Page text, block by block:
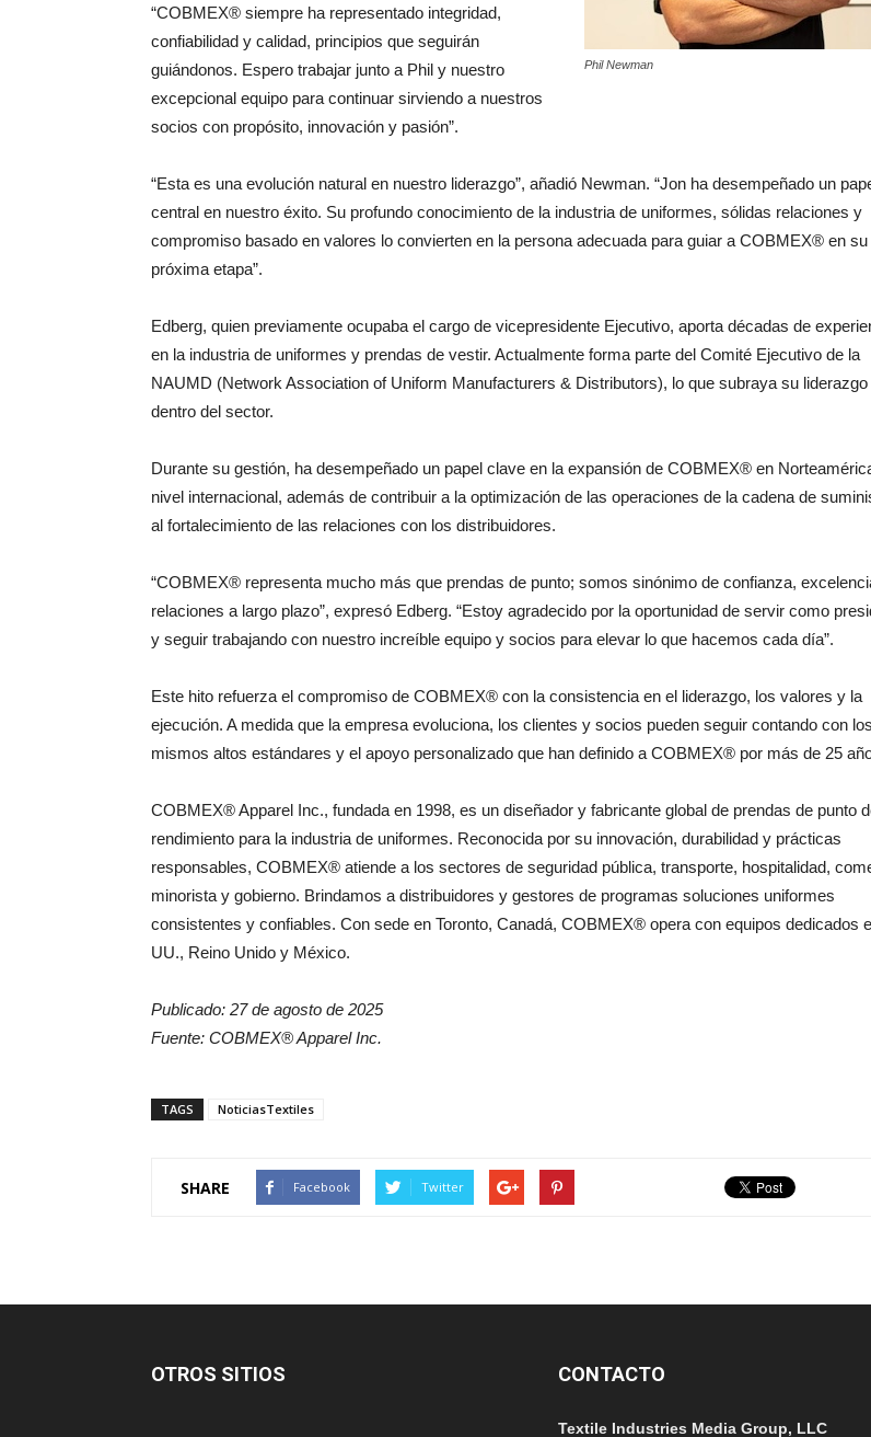
Phil Newman
“COBMEX® siempre ha representado integridad,
confiabilidad y calidad, principios que seguirán
guiándonos. Espero trabajar junto a Phil y nuestro
excepcional equipo para continuar sirviendo a nuestros
socios con propósito, innovación y pasión”.
“Esta es una evolución natural en nuestro liderazgo”, añadió Newman. “Jon ha desempeñado un
central en nuestro éxito. Su profundo conocimiento de la industria de uniformes, sólidas relaciones y
compromiso basado en valores lo convierten en la persona adecuada para guiar a COBMEX® en su
próxima etapa”.
Edberg, quien previamente ocupaba el cargo de vicepresidente Ejecutivo, aporta décadas de
en la industria de uniformes y prendas de vestir. Actualmente forma parte del Comité Ejecutivo de la
NAUMD (Network Association of Uniform Manufacturers & Distributors), lo que subraya su liderazgo
dentro del sector.
Durante su gestión, ha desempeñado un papel clave en la expansión de COBMEX® en
nivel internacional, además de contribuir a la optimización de las operaciones de la cadena de
al fortalecimiento de las relaciones con los distribuidores.
“COBMEX® representa mucho más que prendas de punto; somos sinónimo de confianza,
relaciones a largo plazo”, expresó Edberg. “Estoy agradecido por la oportunidad de servir como
y seguir trabajando con nuestro increíble equipo y socios para elevar lo que hacemos cada día”.
Este hito refuerza el compromiso de COBMEX® con la consistencia en el liderazgo, los valores y la
ejecución. A medida que la empresa evoluciona, los clientes y socios pueden seguir contando con los
mismos altos estándares y el apoyo personalizado que han definido a COBMEX® por más de 25
COBMEX® Apparel Inc., fundada en 1998, es un diseñador y fabricante global de prendas de punto
rendimiento para la industria de uniformes. Reconocida por su innovación, durabilidad y prácticas
responsables, COBMEX® atiende a los sectores de seguridad pública, transporte, hospitalidad,
minorista y gobierno. Brindamos a distribuidores y gestores de programas soluciones uniformes
consistentes y confiables. Con sede en Toronto, Canadá, COBMEX® opera con equipos dedicados
UU., Reino Unido y México.
Publicado: 27 de agosto de 2025
Fuente: COBMEX® Apparel Inc.
TAGS NoticiasTextiles
SHARE Facebook Twitter
OTROS SITIOS CONTACTO
Textile Industries Media Group, LLC